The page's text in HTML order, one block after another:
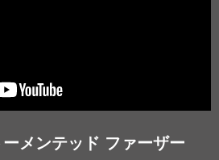
ーメンテッド ファーザー